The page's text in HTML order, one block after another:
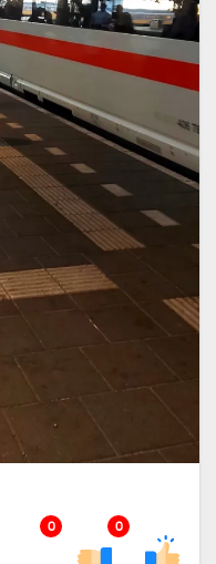
0
0